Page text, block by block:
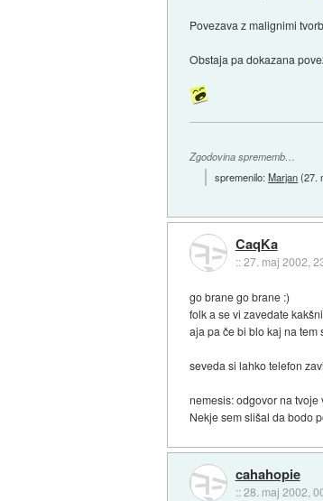
Povezava z malignimi
Obstaja pa dokazana
Zgodovina sprememb…
spremenilo:Marjan(27.
CaqKa
::27. maj 2002,
go brane go brane :)
folk a se vi zavedate
aja pa če bi blo kaj na
seveda si lahko telefon
nemesis: odgovor na tvoje
Nekje sem slišal da bodo
cahahopie
::28. maj 2002,